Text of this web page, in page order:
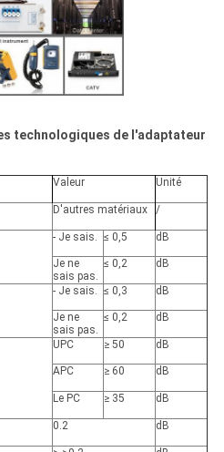
technologiques de l'adaptateur
Valeur Unité
D'autres matériaux /
- Je sais. ≤ 0,5 dB
Je ne
sais pas.
≤ 0,2 dB
- Je sais. ≤ 0,3 dB
Je ne
sais pas.
≤ 0,2 dB
UPC ≥ 50 dB
APC ≥ 60 dB
Le PC ≥ 35 dB
0.2 dB